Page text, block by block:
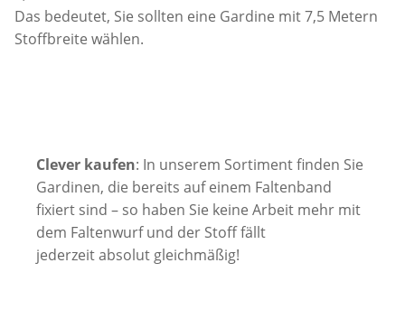
Das bedeutet, Sie sollten eine Gardine mit 7,5 Metern
Stoffbreite wählen.
Clever kaufen: In unserem Sortiment finden Sie
Gardinen, die bereits auf einem Faltenband
fixiert sind – so haben Sie keine Arbeit mehr mit
dem Faltenwurf und der Stoff fällt
jederzeit absolut gleichmäßig!